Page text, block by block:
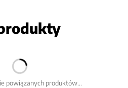
powiązanych produktów...